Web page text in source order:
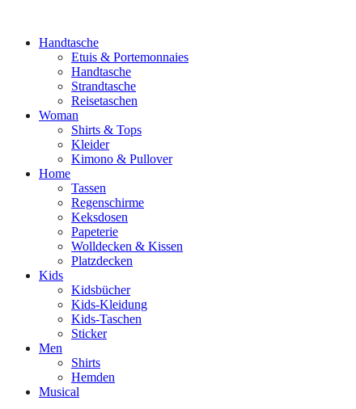
Handtasche
Etuis & Portemonnaies
Handtasche
Strandtasche
Reisetaschen
Woman
Shirts & Tops
Kleider
Kimono & Pullover
Home
Tassen
Regenschirme
Keksdosen
Papeterie
Wolldecken & Kissen
Platzdecken
Kids
Kidsbücher
Kids-Kleidung
Kids-Taschen
Sticker
Men
Shirts
Hemden
Musical